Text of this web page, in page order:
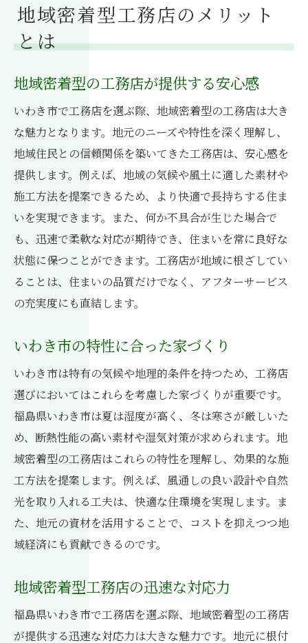
地域密着型工務店のメリット
とは
地域密着型の工務店が提供する安心感
いわき市で工務店を選ぶ際、地域密着型の工務店は大き
な魅力となります。地元のニーズや特性を深く理解し、
地域住民との信頼関係を築いてきた工務店は、安心感を
提供します。例えば、地域の気候や風土に適した素材や
施工方法を提案できるため、より快適で長持ちする住ま
いを実現できます。また、何か不具合が生じた場合で
も、迅速で柔軟な対応が期待でき、住まいを常に良好な
状態に保つことができます。工務店が地域に根ざしてい
ることは、住まいの品質だけでなく、アフターサービス
の充実度にも直結します。
いわき市の特性に合った家づくり
いわき市は特有の気候や地理的条件を持つため、工務店
選びにおいてはこれらを考慮した家づくりが重要です。
福島県いわき市は夏は湿度が高く、冬は寒さが厳しいた
め、断熱性能の高い素材や湿気対策が求められます。地
域密着型の工務店はこれらの特性を理解し、効果的な施
工方法を提案します。例えば、風通しの良い設計や自然
光を取り入れる工夫は、快適な住環境を実現します。ま
た、地元の資材を活用することで、コストを抑えつつ地
域経済にも貢献できるのです。
地域密着型工務店の迅速な対応力
福島県いわき市で工務店を選ぶ際、地域密着型の工務店
が提供する迅速な対応力は大きな魅力です。地元に根付